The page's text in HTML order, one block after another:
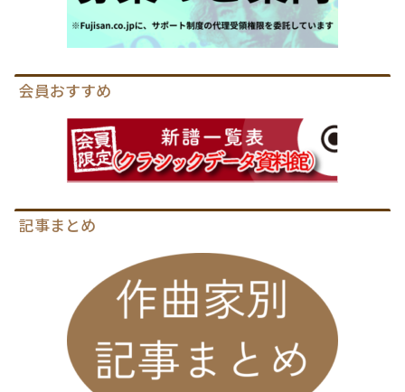
会員おすすめ
記事まとめ